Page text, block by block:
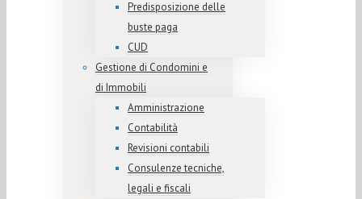
Predisposizione delle
buste paga
CUD
Gestione di Condomini e
di Immobili
Amministrazione
Contabilità
Revisioni contabili
Consulenze tecniche,
legali e fiscali